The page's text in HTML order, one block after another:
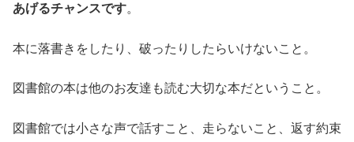
あげるチャンスです。
本に落書きをしたり、破ったりしたらいけないこと。
図書館の本は他のお友達も読む大切な本だということ。
図書館では小さな声で話すこと、走らないこと、返す約束